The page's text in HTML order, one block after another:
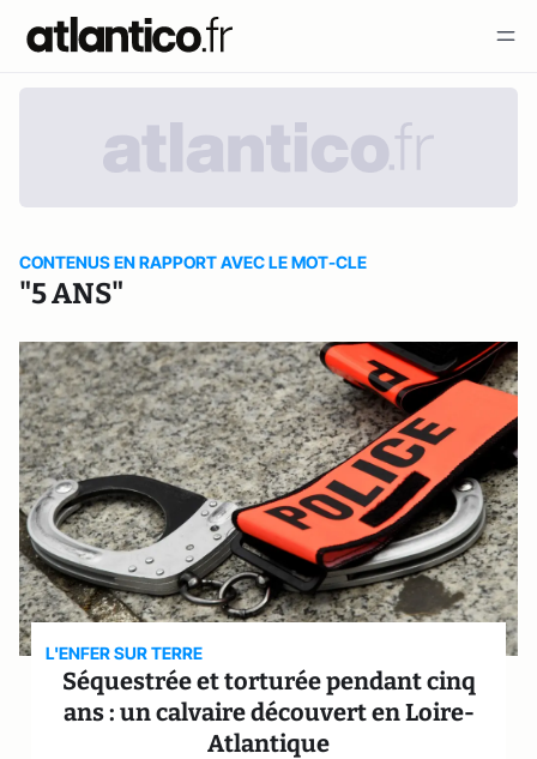
CONTENUS EN RAPPORT AVEC LE MOT-CLE
"5 ANS"
L'ENFER SUR TERRE
Séquestrée et torturée pendant cinq
ans : un calvaire découvert en Loire-
Atlantique